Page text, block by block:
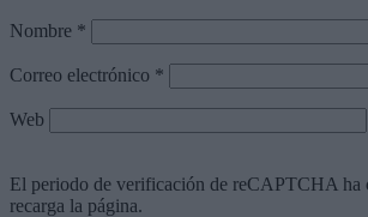
Nombre *
Correo electrónico *
Web
El periodo de verificación de reCAPTCHA ha
recarga la página.